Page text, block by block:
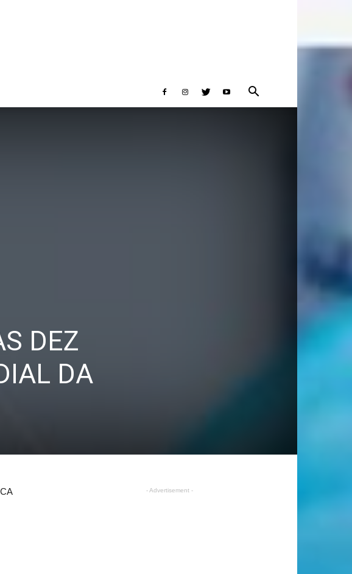
DEZ
DA
- Advertisement -